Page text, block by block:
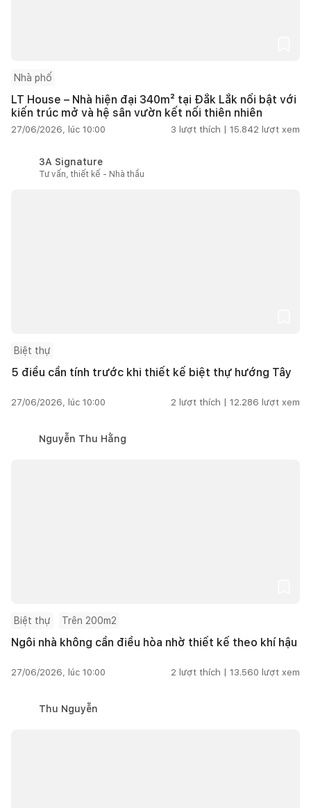
Nhà phố
LT House – Nhà hiện đại 340m² tại Đắk Lắk nổi bật với
kiến trúc mở và hệ sân vườn kết nối thiên nhiên
27/06/2026, lúc 10:00 3 lượt thích | 15.842 lượt xem
3A Signature
Tư vấn, thiết kế - Nhà thầu
Biệt thự
5 điều cần tính trước khi thiết kế biệt thự hướng Tây
27/06/2026, lúc 10:00 2 lượt thích | 12.286 lượt xem
Nguyễn Thu Hằng
Biệt thự Trên 200m2
Ngôi nhà không cần điều hòa nhờ thiết kế theo khí hậu
27/06/2026, lúc 10:00 2 lượt thích | 13.560 lượt xem
Thu Nguyễn